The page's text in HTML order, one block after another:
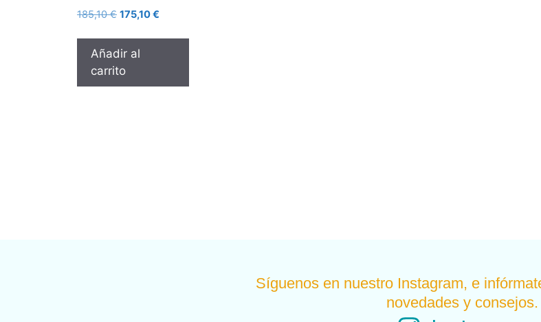
185,10€ 175,10€
Añadir al
carrito
Síguenos en nuestro Instagram, e
novedades y consejos.